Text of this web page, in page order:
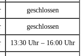
geschlossen
geschlossen
13:30 Uhr – 16:00 Uhr